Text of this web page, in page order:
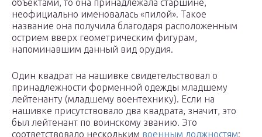
объектами, то она принадлежала старшине,
неофициально именовалась «пилой». Такое
название она получила благодаря расположенным
острием вверх геометрическим фигурам,
напоминавшим данный вид орудия.
Один квадрат на нашивке свидетельствовал о
принадлежности форменной одежды младшему
лейтенанту (младшему воентехнику). Если на
нашивке присутствовало два квадрата, значит, это
был лейтенант по воинскому званию. Это
соответствовало нескольким военным должностям: